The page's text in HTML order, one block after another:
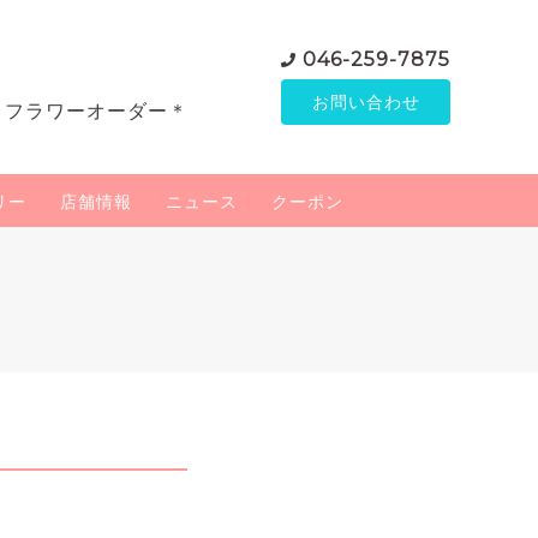
ラワーオーダー＊
046-259-7875
お問い合わせ
ー 店舗情報 ニュース クーポン